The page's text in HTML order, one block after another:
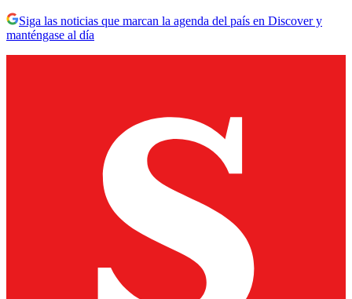
Siga las noticias que marcan la agenda del país en Discover y
manténgase al día